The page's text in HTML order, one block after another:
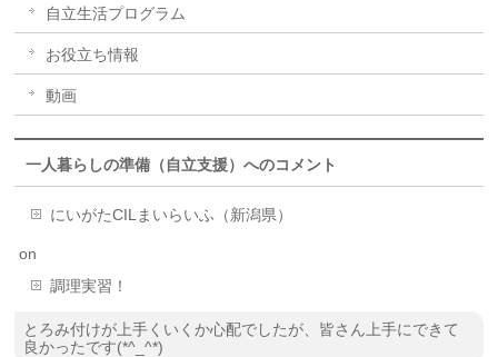
自立生活プログラム
お役立ち情報
動画
一人暮らしの準備（自立支援）へのコメント
にいがたCILまいらいふ（新潟県）
on
調理実習！
とろみ付けが上手くいくか心配でしたが、皆さん上手にできて
良かったです(*^_^*)